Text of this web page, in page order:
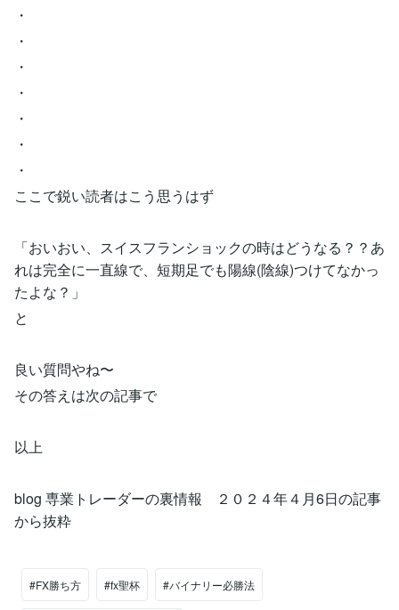
・
・
・
・
・
・
・
ここで鋭い読者はこう思うはず
「おいおい、スイスフランショックの時はどうなる？？あ
れは完全に一直線で、短期足でも陽線(陰線)つけてなかっ
たよな？」
と
良い質問やね〜
その答えは次の記事で
以上
blog 専業トレーダーの裏情報 ２０２４年４月6日の記事
から抜粋
#FX勝ち方 #fx聖杯 #バイナリー必勝法